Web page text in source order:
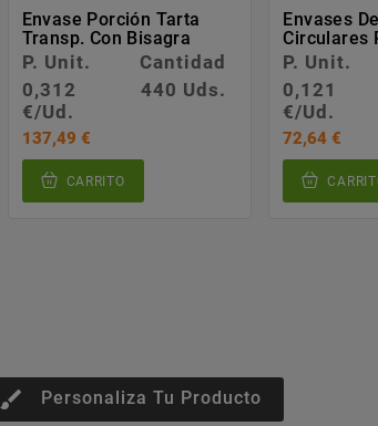
Envase Porción Tarta
Transp. Con Bisagra
P. Unit.
Cantidad
0,312
€/Ud.
440 Uds.
137,49 €
CARRITO
Envases
Circulares
P. Unit.
0,121
€/Ud.
72,64 €
brush Personaliza Tu Producto